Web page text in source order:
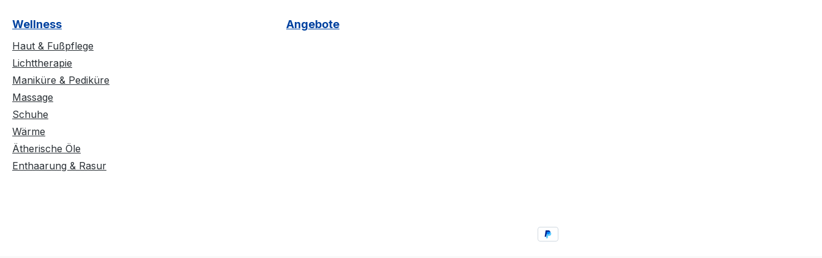
Wellness
Haut & Fußpflege
Lichttherapie
Maniküre & Pediküre
Massage
Schuhe
Wärme
Ätherische Öle
Enthaarung & Rasur
Angebote